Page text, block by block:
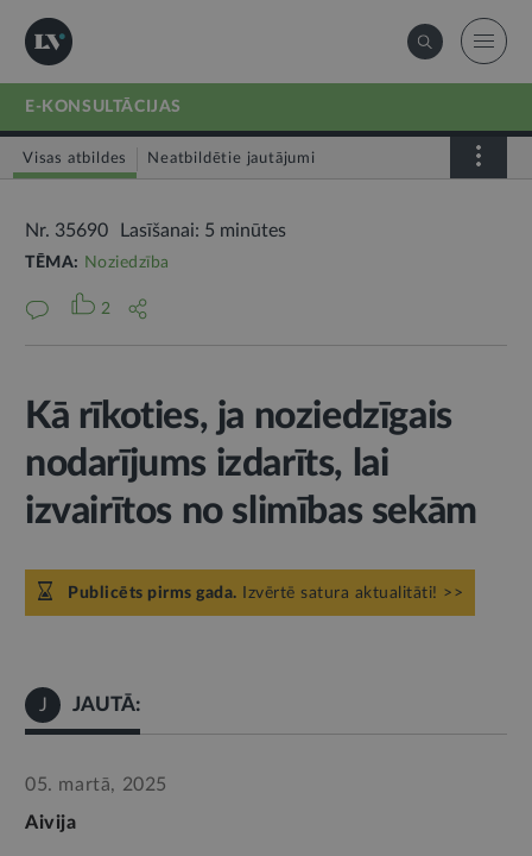
E-KONSULTĀCIJAS
Visas atbildes Neatbildētie jautājumi
Nr. 35690 Lasīšanai: 5 minūtes
TĒMA: Noziedzība
2
Kā rīkoties, ja noziedzīgais
nodarījums izdarīts, lai
izvairītos no slimības sekām
Publicēts pirms gada. Izvērtē satura aktualitāti! >>
J JAUTĀ:
05. martā, 2025
Aivija